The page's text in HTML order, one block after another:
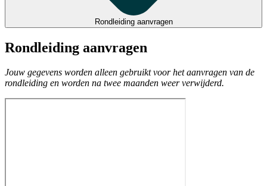
Rondleiding aanvragen
Rondleiding aanvragen
Jouw gegevens worden alleen gebruikt voor het aanvragen van de
rondleiding en worden na twee maanden weer verwijderd.